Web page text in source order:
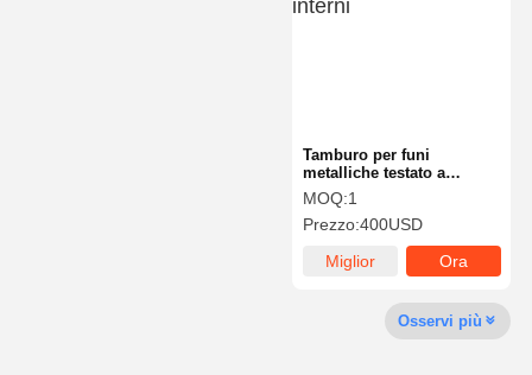
Tamburo per funi
metalliche testato a
ultrasuoni per il
rilevamento di difetti
interni
MOQ:1
Prezzo:400USD
Miglior
Ora
Osservi più